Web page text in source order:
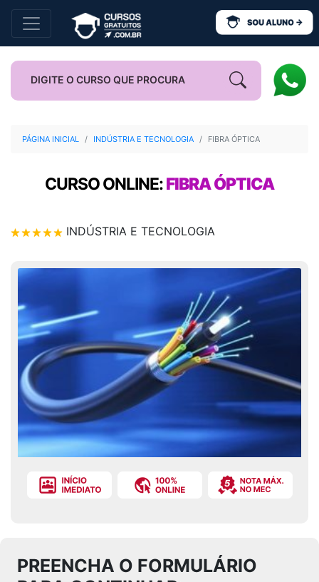
PÁGINA INICIAL INDÚSTRIA E TECNOLOGIA FIBRA ÓPTICA
CURSO ONLINE:FIBRA ÓPTICA
INDÚSTRIA E TECNOLOGIA
PREENCHA O FORMULÁRIO